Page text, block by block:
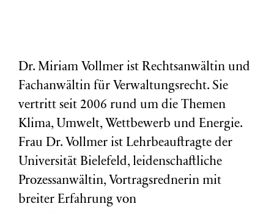
Dr. Miriam Vollmer ist Rechtsanwältin und
Fachanwältin für Verwaltungsrecht. Sie
vertritt seit 2006 rund um die Themen
Klima, Umwelt, Wettbewerb und Energie.
Frau Dr. Vollmer ist Lehrbeauftragte der
Universität Bielefeld, leidenschaftliche
Prozessanwältin, Vortragsrednerin mit
breiter Erfahrung von